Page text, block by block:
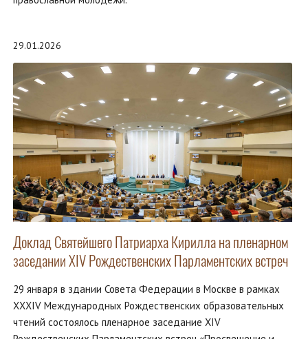
29.01.2026
Доклад Святейшего Патриарха Кирилла на пленарном
заседании XIV Рождественских Парламентских встреч
29 января в здании Совета Федерации в Москве в рамках
XXXIV Международных Рождественских образовательных
чтений состоялось пленарное заседание XIV